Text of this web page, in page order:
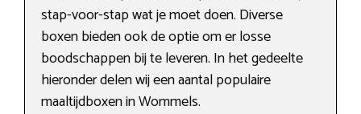
stap-voor-stap wat je moet doen. Diverse
boxen bieden ook de optie om er losse
boodschappen bij te leveren. In het gedeelte
hieronder delen wij een aantal populaire
maaltijdboxen in Wommels.